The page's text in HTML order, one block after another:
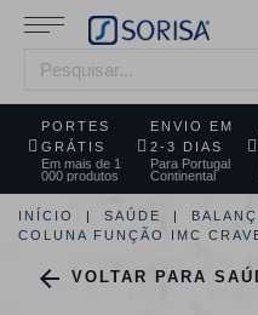
PORTES
GRÁTIS
Em mais de 1
000 produtos
ENVIO EM
2-3 DIAS
Para Portugal
Continental
INÍCIO SAÚDE
COLUNA FUNÇÃO IMC
 VOLTAR PARA